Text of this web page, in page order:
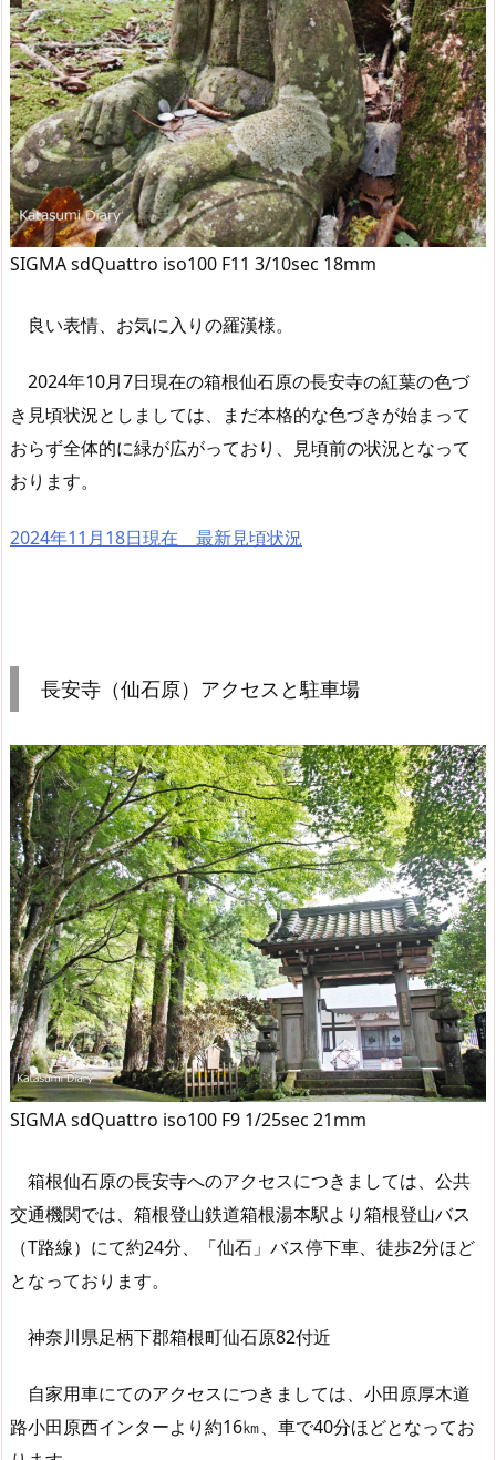
SIGMA sdQuattro iso100 F11 3/10sec 18mm
良い表情、お気に入りの羅漢様。
2024年10月7日現在の箱根仙石原の長安寺の紅葉の色づ
き見頃状況としましては、まだ本格的な色づきが始まって
おらず全体的に緑が広がっており、見頃前の状況となって
おります。
2024年11月18日現在 最新見頃状況
長安寺（仙石原）アクセスと駐車場
SIGMA sdQuattro iso100 F9 1/25sec 21mm
箱根仙石原の長安寺へのアクセスにつきましては、公共
交通機関では、箱根登山鉄道箱根湯本駅より箱根登山バス
（T路線）にて約24分、「仙石」バス停下車、徒歩2分ほど
となっております。
神奈川県足柄下郡箱根町仙石原82付近
自家用車にてのアクセスにつきましては、小田原厚木道
路小田原西インターより約16㎞、車で40分ほどとなってお